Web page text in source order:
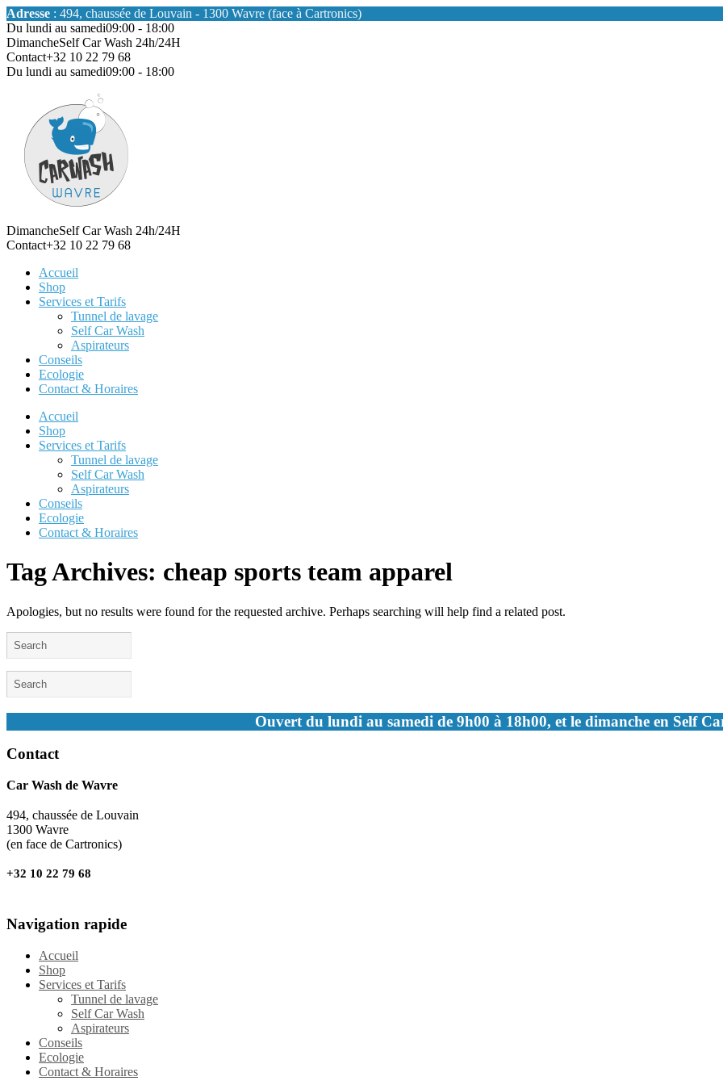
Adresse : 494, chaussée de Louvain - 1300 Wavre (face à Cartronics)
Du lundi au samedi09:00 - 18:00
DimancheSelf Car Wash 24h/24H
Contact+32 10 22 79 68
Du lundi au samedi09:00 - 18:00
DimancheSelf Car Wash 24h/24H
Contact+32 10 22 79 68
Accueil
Shop
Services et Tarifs
Tunnel de lavage
Self Car Wash
Aspirateurs
Conseils
Ecologie
Contact & Horaires
Accueil
Shop
Services et Tarifs
Tunnel de lavage
Self Car Wash
Aspirateurs
Conseils
Ecologie
Contact & Horaires
Tag Archives: cheap sports team apparel
Apologies, but no results were found for the requested archive. Perhaps searching will help find a related post.
Ouvert du lundi au samedi de 9h00 à 18h00, et le dimanche en Self
Contact
Car Wash de Wavre
494, chaussée de Louvain
1300 Wavre
(en face de Cartronics)
+32 10 22 79 68
Navigation rapide
Accueil
Shop
Services et Tarifs
Tunnel de lavage
Self Car Wash
Aspirateurs
Conseils
Ecologie
Contact & Horaires